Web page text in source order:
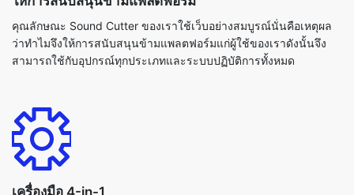
เครื่องมือ 4-in-1
เครื่องตัดเสียงของเราเป็นเครื่องมือ 4-in-1หลังจากเลือกส่วนบางส่วน
ของแทร็กที่อัปโหลดแล้วคุณสามารถทำ 4 สิ่งได้แก่ ลบภูมิภาคที่เลือก
ล้างพื้นที่ที่เลือกเก็บเฉพาะพื้นที่ที่เลือกไว้และย้อนกลับเสียง